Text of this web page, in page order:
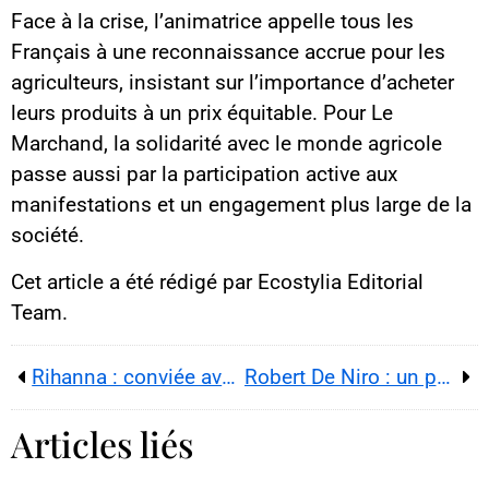
Face à la crise, l’animatrice appelle tous les
Français à une reconnaissance accrue pour les
agriculteurs, insistant sur l’importance d’acheter
leurs produits à un prix équitable. Pour Le
Marchand, la solidarité avec le monde agricole
passe aussi par la participation active aux
manifestations et un engagement plus large de la
société.
Cet article a été rédigé par Ecostylia Editorial
Team.
Rihanna : conviée avec son conjoint A$AP Rocky par Brigitte Macron Robert De Niro : un papa de 80 ans
Articles liés